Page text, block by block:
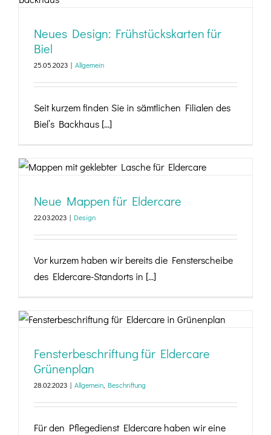
Neues Design: Frühstückskarten für
Biel
25.05.2023 | Allgemein
Seit kurzem finden Sie in sämtlichen Filialen des
Biel’s Backhaus [...]
Neue Mappen für Eldercare
Neue Mappen für Eldercare
22.03.2023 | Design
Vor kurzem haben wir bereits die Fensterscheibe
des Eldercare-Standorts in [...]
Fensterbeschriftung für Eldercare Grünenplan
Fensterbeschriftung für Eldercare
Grünenplan
28.02.2023 | Allgemein, Beschriftung
Für den Pflegedienst Eldercare haben wir eine